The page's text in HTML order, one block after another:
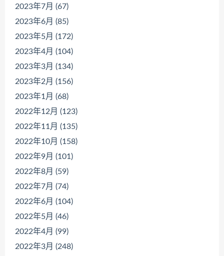
2023年7月 (67)
2023年6月 (85)
2023年5月 (172)
2023年4月 (104)
2023年3月 (134)
2023年2月 (156)
2023年1月 (68)
2022年12月 (123)
2022年11月 (135)
2022年10月 (158)
2022年9月 (101)
2022年8月 (59)
2022年7月 (74)
2022年6月 (104)
2022年5月 (46)
2022年4月 (99)
2022年3月 (248)